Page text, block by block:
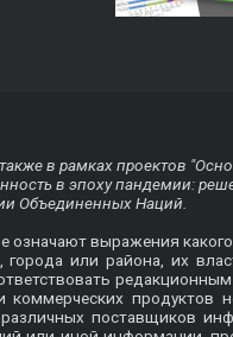
в рамках проектов
в эпоху пандемии:
Объединенных Наций.
означают выражения
или района, их
продуктов
поставщиков